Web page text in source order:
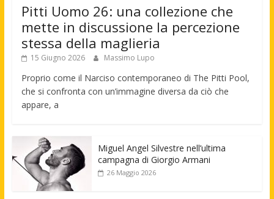
Pitti Uomo 26: una collezione che
mette in discussione la percezione
stessa della maglieria
15 Giugno 2026 Massimo Lupo
Proprio come il Narciso contemporaneo di The Pitti Pool,
che si confronta con un’immagine diversa da ciò che
appare, a
Miguel Angel Silvestre nell’ultima
campagna di Giorgio Armani
26 Maggio 2026